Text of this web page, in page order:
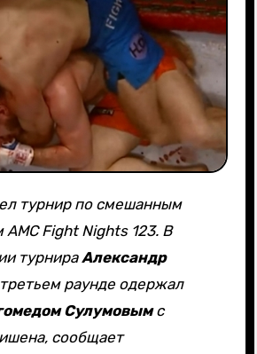
Fight Nights 123. В
турнираАлександр
раунде одержал
Сулумовымс
сообщает